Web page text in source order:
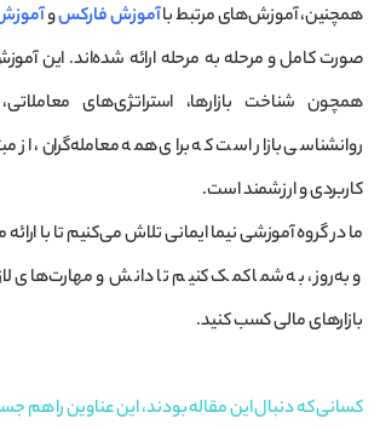
همچنین، آموزش‌های مرتبط باآموزش فارکسو
صورت کامل و مرحله به مرحله ارائه شده‌اند. این
همچون شناخت بازارها، استراتژی‌های
روانشناسی بازار است که برای همه معامله‌گران، از
کاربردی و ارزشمند است.
ما در گروه آموزشی نیما ایمانی تلاش می‌کنیم تا با
و به‌روز، به شما کمک کنیم تا دانش و مهارت‌های
بازارهای مالی کسب کنید.
کسانی که دنبال این مقاله بودند، این عناوین را هم